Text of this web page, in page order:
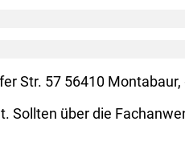
Str. 57 56410
Sollten über die